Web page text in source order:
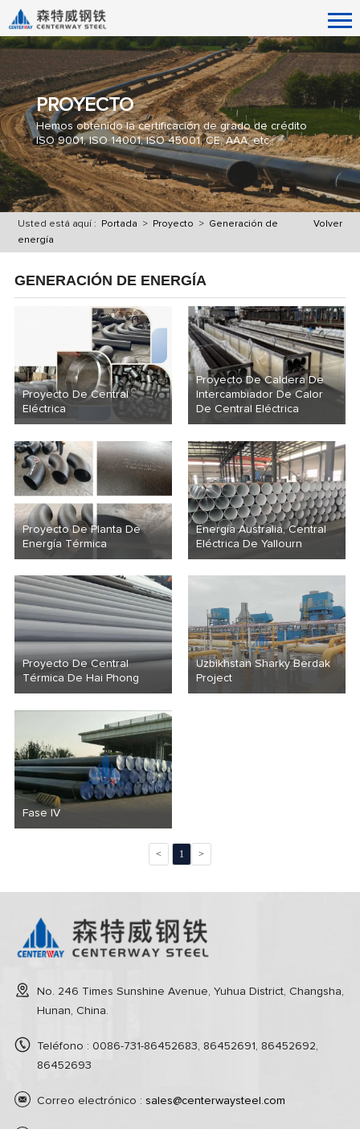
PROYECTO
Hemos obtenido la certificación de grado de crédito
ISO 9001, ISO 14001, ISO 45001, CE, AAA, etc.
Volver
Usted está aquí : Portada > Proyecto > Generación de
energía
GENERACIÓN DE ENERGÍA
Proyecto De Central
Eléctrica
Proyecto De Caldera De
Intercambiador De Calor
De Central Eléctrica
Proyecto De Planta De
Energía Térmica
Energía Australia, Central
Eléctrica De Yallourn
Proyecto De Central
Térmica De Hai Phong
Uzbikhstan Sharky Berdak
Project
Fase IV
< 1 >
No. 246 Times Sunshine Avenue, Yuhua District, Changsha,
Hunan, China.
Teléfono : 0086-731-86452683, 86452691, 86452692,
86452693
Correo electrónico : sales@centerwaysteel.com